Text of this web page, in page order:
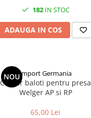
182IN STOC
ADAUGA IN COS
NOUImport Germania
Contor baloti pentru presa
Welger AP si RP
65,00 Lei